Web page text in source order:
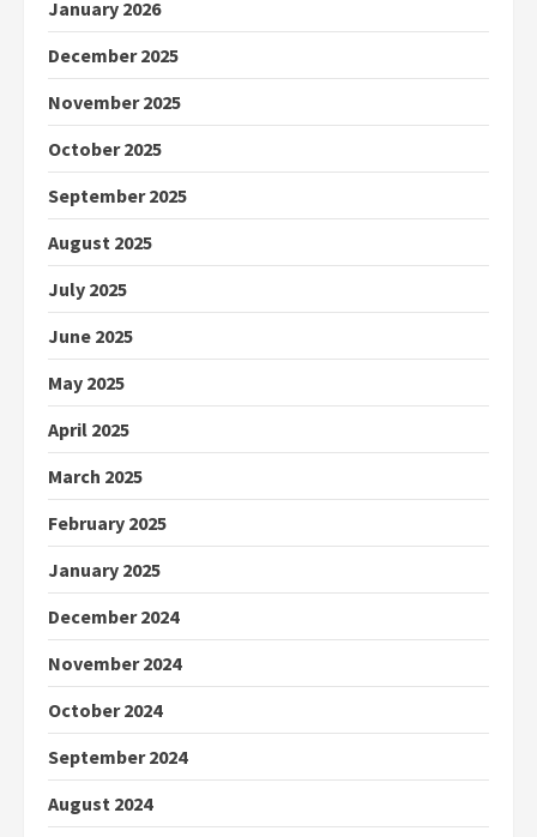
January 2026
December 2025
November 2025
October 2025
September 2025
August 2025
July 2025
June 2025
May 2025
April 2025
March 2025
February 2025
January 2025
December 2024
November 2024
October 2024
September 2024
August 2024